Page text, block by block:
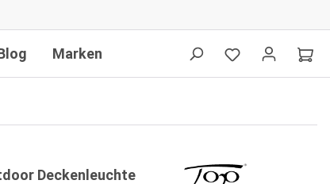
Marken
Deckenleuchte